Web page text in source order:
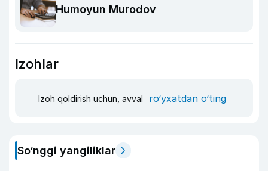
Humoyun Murodov
Izohlar
Izoh qoldirish uchun, avval ro‘yxatdan o‘ting
So‘nggi yangiliklar